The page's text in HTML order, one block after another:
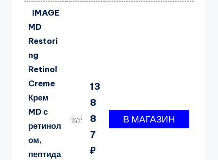
IMAGE
MD
Restori
ng
Retinol
Creme
Крем
MD с
ретинол
ом,
пептида
13
8
8
7
₽